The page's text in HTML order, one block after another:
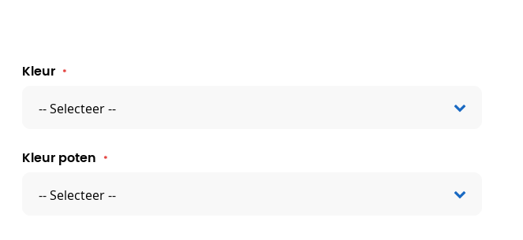
Kleur
Kleur poten